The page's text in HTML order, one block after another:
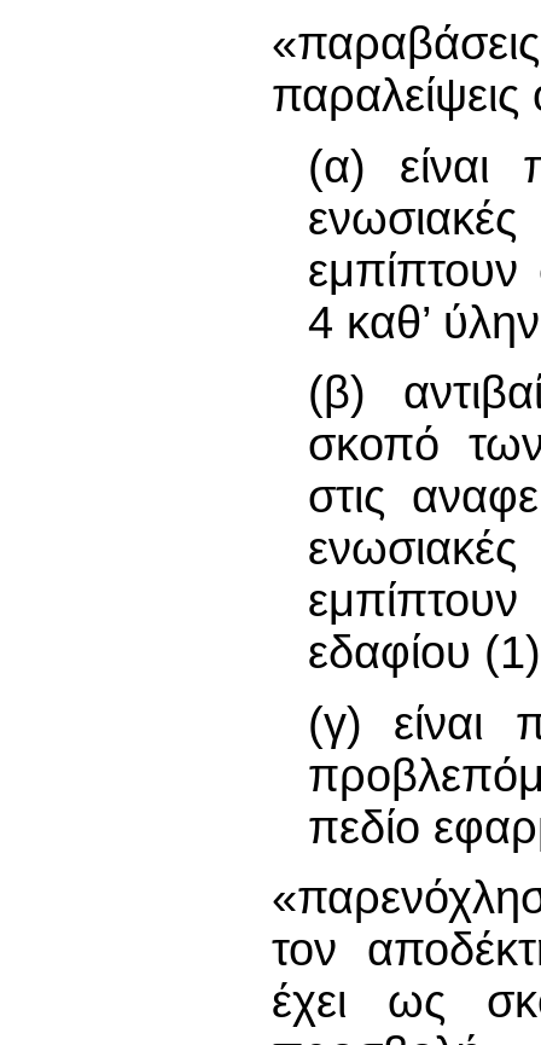
παραλείψεις
(α) είναι
4 καθ’
(β)
σκοπό
στις
ενωσιακές
εδαφίου
(γ) είναι
πεδίο
τον
έχει ως